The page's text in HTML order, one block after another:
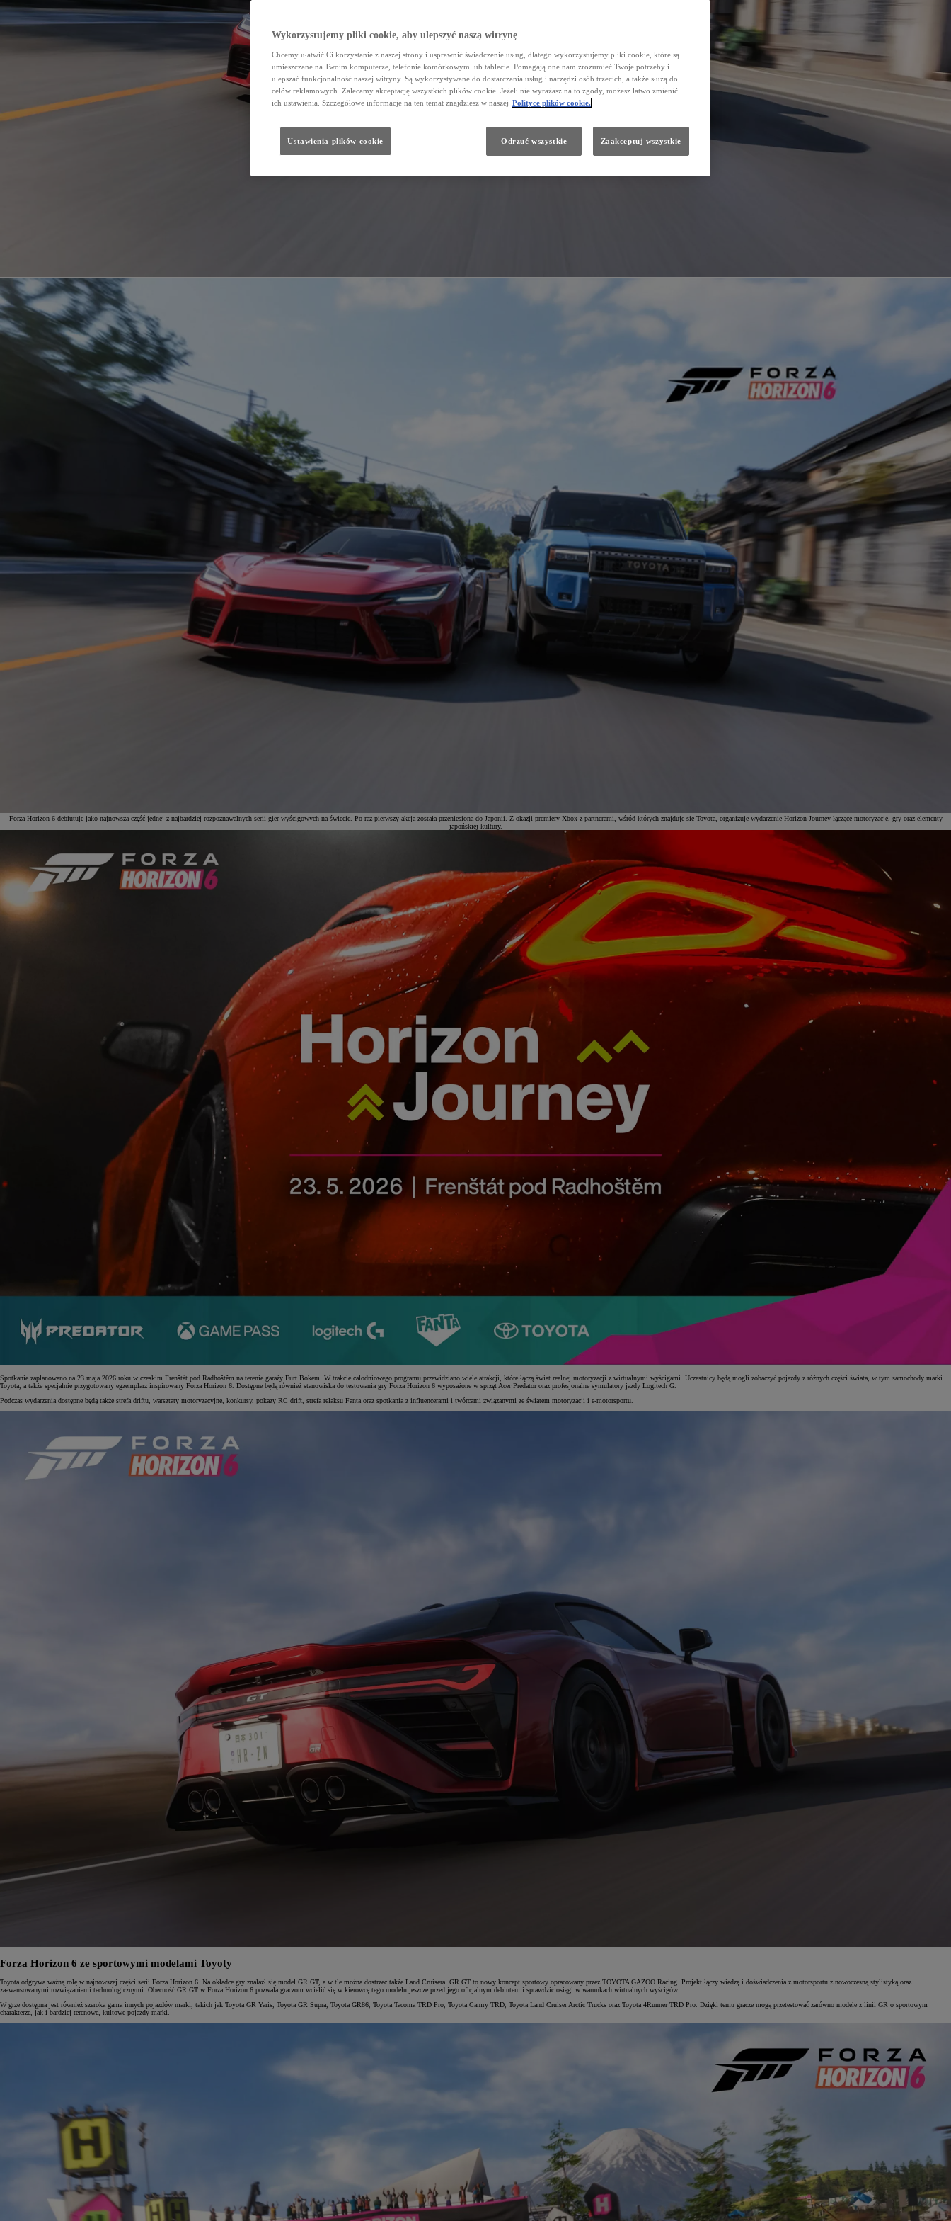
Forza Horizon 6 debiutuje jako najnowsza część jednej z najbardziej rozpoznawalnych serii gier wyścigowych na świecie. Po raz pierwszy akcja została przeniesiona do Japonii. Z okazji premiery Xbox z partnerami, wśród których znajduje się Toyota, organizuje wydarzenie Horizon Journey łączące motoryzację, gry oraz elementy
japońskiej kultury.
Spotkanie zaplanowano na 23 maja 2026 roku w czeskim Frenštát pod Radhoštěm na terenie garaży Furt Bokem. W trakcie całodniowego programu przewidziano wiele atrakcji, które łączą świat realnej motoryzacji z wirtualnymi wyścigami. Uczestnicy będą mogli zobaczyć pojazdy z różnych części świata, w tym samochody marki
Toyota, a także specjalnie przygotowany egzemplarz inspirowany Forza Horizon 6. Dostępne będą również stanowiska do testowania gry Forza Horizon 6 wyposażone w sprzęt Acer Predator oraz profesjonalne symulatory jazdy Logitech G.
Podczas wydarzenia dostępne będą także strefa driftu, warsztaty motoryzacyjne, konkursy, pokazy RC drift, strefa relaksu Fanta oraz spotkania z influencerami i twórcami związanymi ze światem motoryzacji i e-motorsportu.
Forza Horizon 6 ze sportowymi modelami Toyoty
Toyota odgrywa ważną rolę w najnowszej części serii Forza Horizon 6. Na okładce gry znalazł się model GR GT, a w tle można dostrzec także Land Cruisera. GR GT to nowy koncept sportowy opracowany przez TOYOTA GAZOO Racing. Projekt łączy wiedzę i doświadczenia z motorsportu z nowoczesną stylistyką oraz
zaawansowanymi rozwiązaniami technologicznymi. Obecność GR GT w Forza Horizon 6 pozwala graczom wcielić się w kierowcę tego modelu jeszcze przed jego oficjalnym debiutem i sprawdzić osiągi w warunkach wirtualnych wyścigów.
W grze dostępna jest również szeroka gama innych pojazdów marki, takich jak Toyota GR Yaris, Toyota GR Supra, Toyota GR86, Toyota Tacoma TRD Pro, Toyota Camry TRD, Toyota Land Cruiser Arctic Trucks oraz Toyota 4Runner TRD Pro. Dzięki temu gracze mogą przetestować zarówno modele z linii GR o sportowym
charakterze, jak i bardziej terenowe, kultowe pojazdy marki.
Wykorzystujemy pliki cookie, aby ulepszyć naszą witrynę
Chcemy ułatwić Ci korzystanie z naszej strony i usprawnić świadczenie usług, dlatego wykorzystujemy pliki cookie, które są
umieszczane na Twoim komputerze, telefonie komórkowym lub tablecie. Pomagają one nam zrozumieć Twoje potrzeby i
ulepszać funkcjonalność naszej witryny. Są wykorzystywane do dostarczania usług i narzędzi osób trzecich, a także służą do
celów reklamowych. Zalecamy akceptację wszystkich plików cookie. Jeżeli nie wyrażasz na to zgody, możesz łatwo zmienić
ich ustawienia. Szczegółowe informacje na ten temat znajdziesz w naszej Polityce plików cookie.
Ustawienia plików cookie Odrzuć wszystkie Zaakceptuj wszystkie